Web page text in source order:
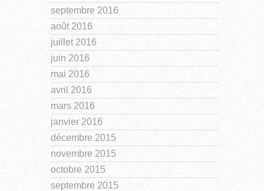
septembre 2016
août 2016
juillet 2016
juin 2016
mai 2016
avril 2016
mars 2016
janvier 2016
décembre 2015
novembre 2015
octobre 2015
septembre 2015